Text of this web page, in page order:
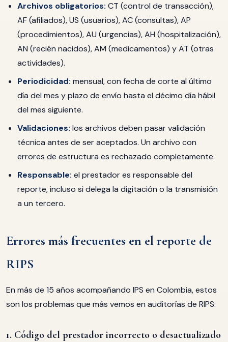
Archivos obligatorios: CT (control de transacción),
AF (afiliados), US (usuarios), AC (consultas), AP
(procedimientos), AU (urgencias), AH (hospitalización),
AN (recién nacidos), AM (medicamentos) y AT (otras
actividades).
Periodicidad: mensual, con fecha de corte al último
día del mes y plazo de envío hasta el décimo día hábil
del mes siguiente.
Validaciones: los archivos deben pasar validación
técnica antes de ser aceptados. Un archivo con
errores de estructura es rechazado completamente.
Responsable: el prestador es responsable del
reporte, incluso si delega la digitación o la transmisión
a un tercero.
Errores más frecuentes en el reporte de
RIPS
En más de 15 años acompañando IPS en Colombia, estos
son los problemas que más vemos en auditorías de RIPS:
1. Código del prestador incorrecto o desactualizado